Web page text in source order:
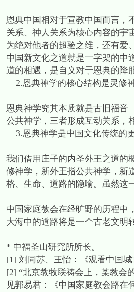
恩典中国相对于宣教中国而言，
关系、神人关系为核心内容的宇
为绝对他者的超验之维，还有爱
中国新文化之道就是十字架的中
道的相遇，是自义对于恩典的降
2.恩典神学的核心结构是灵修
恩典神学究其本质就是古旧福
公共神学，三者形成互动关系，
3.恩典神学是中国文化传统的
我们借用庄子的内圣外王之道的
修神学，新外王指公共神学，新
格、生命、道路的隐喻。虽然这
中国家庭教会在经旷野的历程中
大海中的道路将是一个古老文明
* 中福圣山研究所所长。
[1] 刘同苏、王怡：《观看中国
[2] “北京教牧联祷会上，某教会
见郭易君：《中国家庭教会路在